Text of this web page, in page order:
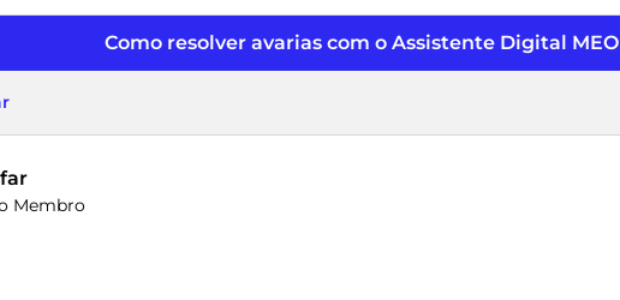
Como resolver avarias com o Assistente Digital MEO
Membro